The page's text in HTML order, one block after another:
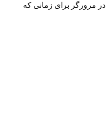
مرورگر برای زمانی که